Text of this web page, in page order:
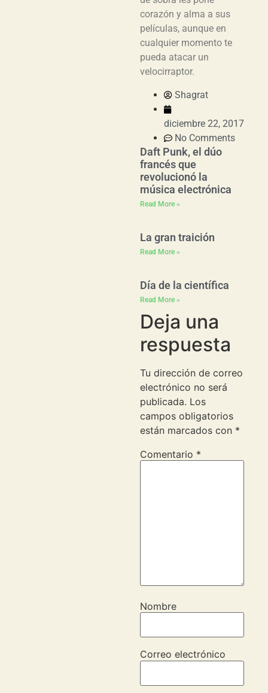
corazón y alma a sus
películas, aunque en
cualquier momento te
pueda atacar un
velocirraptor.
Shagrat
diciembre 22, 2017
No Comments
Daft Punk, el dúo
francés que
revolucionó la
música electrónica
Read More »
La gran traición
Read More »
Día de la científica
Read More »
Deja una
respuesta
Tu dirección de correo
electrónico no será
publicada. Los
campos obligatorios
están marcados con *
Comentario *
Nombre
Correo electrónico